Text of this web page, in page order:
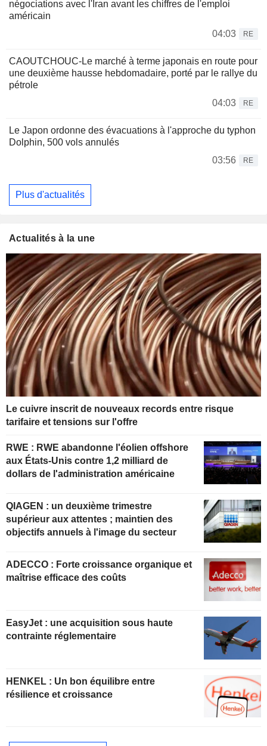
négociations avec l'Iran avant les chiffres de l'emploi
américain
04:03
RE
CAOUTCHOUC-Le marché à terme japonais en route pour
une deuxième hausse hebdomadaire, porté par le rallye du
pétrole
04:03
RE
Le Japon ordonne des évacuations à l'approche du typhon
Dolphin, 500 vols annulés
03:56
RE
Plus d'actualités
Actualités à la une
Le cuivre inscrit de nouveaux records entre risque
tarifaire et tensions sur l'offre
RWE : RWE abandonne l'éolien offshore
aux États-Unis contre 1,2 milliard de
dollars de l'administration américaine
QIAGEN : un deuxième trimestre
supérieur aux attentes ; maintien des
objectifs annuels à l'image du secteur
ADECCO : Forte croissance organique et
maîtrise efficace des coûts
EasyJet : une acquisition sous haute
contrainte réglementaire
HENKEL : Un bon équilibre entre
résilience et croissance